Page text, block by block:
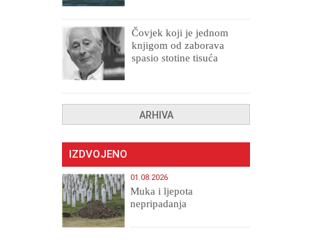
Čovjek koji je jednom
knjigom od zaborava
spasio stotine tisuća
ARHIVA
IZDVOJENO
01.08.2026
Muka i ljepota
nepripadanja